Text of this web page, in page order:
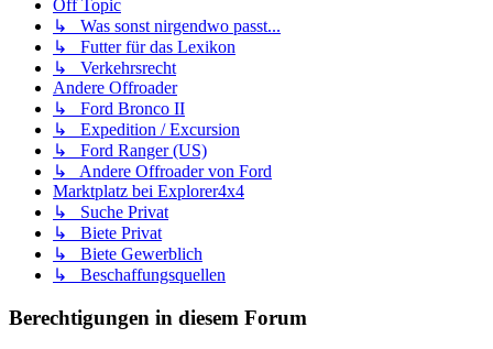
Off Topic
↳ Was sonst nirgendwo passt...
↳ Futter für das Lexikon
↳ Verkehrsrecht
Andere Offroader
↳ Ford Bronco II
↳ Expedition / Excursion
↳ Ford Ranger (US)
↳ Andere Offroader von Ford
Marktplatz bei Explorer4x4
↳ Suche Privat
↳ Biete Privat
↳ Biete Gewerblich
↳ Beschaffungsquellen
Berechtigungen in diesem Forum